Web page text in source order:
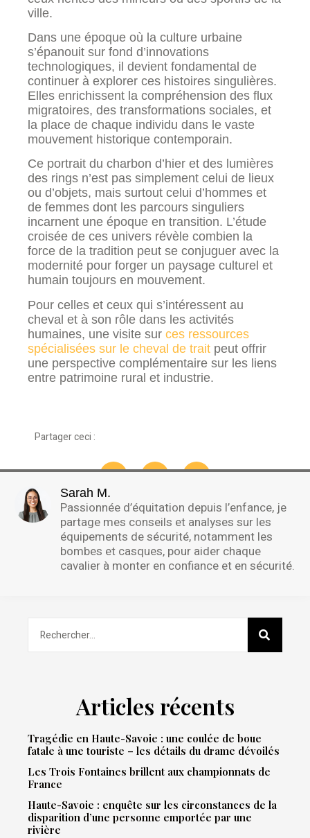
ville.
Dans une époque où la culture urbaine
s’épanouit sur fond d’innovations
technologiques, il devient fondamental de
continuer à explorer ces histoires singulières.
Elles enrichissent la compréhension des flux
migratoires, des transformations sociales, et
la place de chaque individu dans le vaste
mouvement historique contemporain.
Ce portrait du charbon d’hier et des lumières
des rings n’est pas simplement celui de lieux
ou d’objets, mais surtout celui d’hommes et
de femmes dont les parcours singuliers
incarnent une époque en transition. L’étude
croisée de ces univers révèle combien la
force de la tradition peut se conjuguer avec la
modernité pour forger un paysage culturel et
humain toujours en mouvement.
Pour celles et ceux qui s’intéressent au
cheval et à son rôle dans les activités
humaines, une visite sur ces ressources
spécialisées sur le cheval de trait peut offrir
une perspective complémentaire sur les liens
entre patrimoine rural et industrie.
Partager ceci :
Sarah M.
Passionnée d’équitation depuis l’enfance, je
partage mes conseils et analyses sur les
équipements de sécurité, notamment les
bombes et casques, pour aider chaque
cavalier à monter en confiance et en sécurité.
Articles récents
Tragédie en Haute-Savoie : une coulée de boue
fatale à une touriste – les détails du drame dévoilés
Les Trois Fontaines brillent aux championnats de
France
Haute-Savoie : enquête sur les circonstances de la
disparition d’une personne emportée par une
rivière